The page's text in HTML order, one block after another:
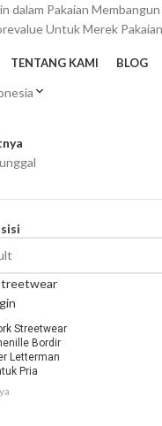
dalam Pakaian
Untuk Merek Pakaian
TENTANG KAMI BLOG
Streetwear
Bordir
Letterman
Pria